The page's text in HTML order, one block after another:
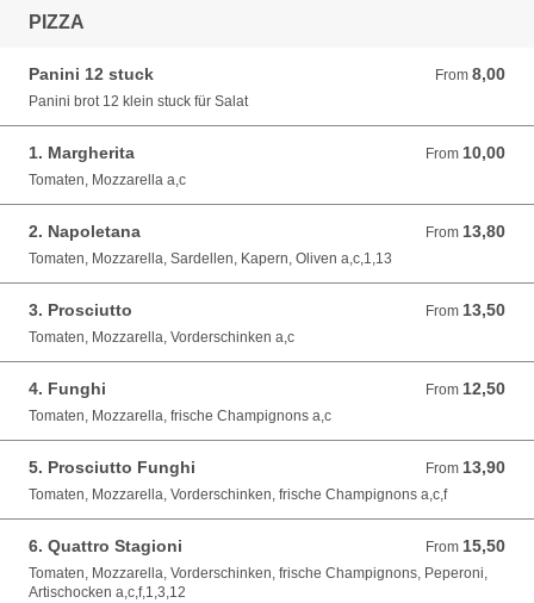
PIZZA
Panini 12 stuck From 8,00
From 8,00 EUR
Panini brot 12 klein stuck für Salat
1. Margherita From 10,00
From 10,00 EUR
Tomaten, Mozzarella a,c
2. Napoletana From 13,80
From 13,80 EUR
Tomaten, Mozzarella, Sardellen, Kapern, Oliven a,c,1,13
3. Prosciutto From 13,50
From 13,50 EUR
Tomaten, Mozzarella, Vorderschinken a,c
4. Funghi From 12,50
From 12,50 EUR
Tomaten, Mozzarella, frische Champignons a,c
5. Prosciutto Funghi From 13,90
From 13,90 EUR
Tomaten, Mozzarella, Vorderschinken, frische Champignons a,c,f
6. Quattro Stagioni From 15,50
From 15,50 EUR
Tomaten, Mozzarella, Vorderschinken, frische Champignons, Peperoni,
Artischocken a,c,f,1,3,12